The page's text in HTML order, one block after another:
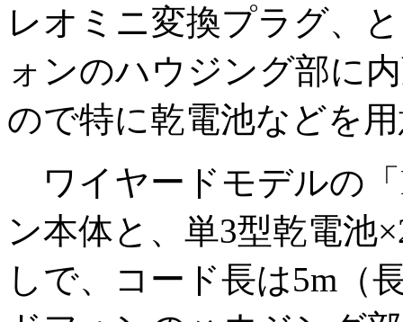
レオミニ変換プラグ、
ォンのハウジング部に
ので特に乾電池などを
ワイヤードモデルの「
ン本体と、単3型乾電池
しで、コード長は5m